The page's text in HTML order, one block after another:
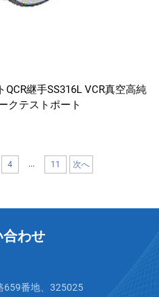
継手SS316L VCR真空高純
クテストポート
4 ... 11 次へ
合わせ
659番地、325025